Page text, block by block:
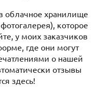
облачное хранилище
которое
у моих заказчиков
где они могут
о нашей
отзывы
здесь!